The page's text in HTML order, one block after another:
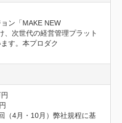
ン「MAKE NEW
、次世代の経営管理プラット
す。本プロダク
（4月・10月）弊社規程に基